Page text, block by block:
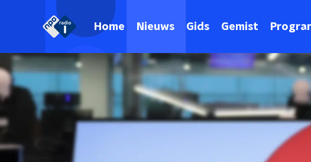
Home Nieuws Gids Gemist